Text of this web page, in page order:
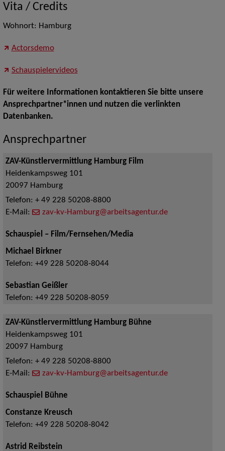
Vita / Credits
Wohnort: Hamburg
Actorsdemo
Schauspielervideos
Für weitere Informationen kontaktieren Sie bitte unsere
Ansprechpartner*innen und nutzen die verlinkten
Datenbanken.
Ansprechpartner
ZAV-Künstlervermittlung Hamburg Film
Heidenkampsweg 101
20097 Hamburg
Telefon: + 49 228 50208-8800
E-Mail:
zav-kv-Hamburg@arbeitsagentur.de
Schauspiel – Film/Fernsehen/Media
Michael Birkner
Telefon: +49 228 50208-8044
Sebastian Geißler
Telefon: +49 228 50208-8059
ZAV-Künstlervermittlung Hamburg Bühne
Heidenkampsweg 101
20097 Hamburg
Telefon: + 49 228 50208-8800
E-Mail:
zav-kv-Hamburg@arbeitsagentur.de
Schauspiel Bühne
Constanze Kreusch
Telefon: +49 228 50208-8042
Astrid Reibstein